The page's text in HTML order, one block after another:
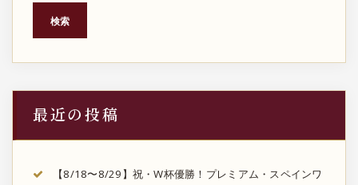
検索
最近の投稿
【8/18〜8/29】祝・W杯優勝！プレミアム・スペインワ